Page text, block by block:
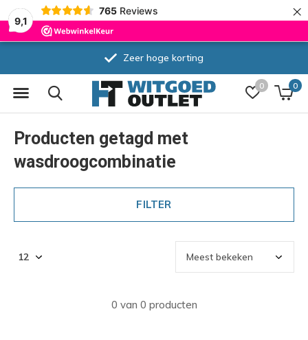
9,1
765 Reviews ×
0 0
Zeer hoge korting
Producten getagd met
wasdroogcombinatie
FILTER
0 van 0 producten